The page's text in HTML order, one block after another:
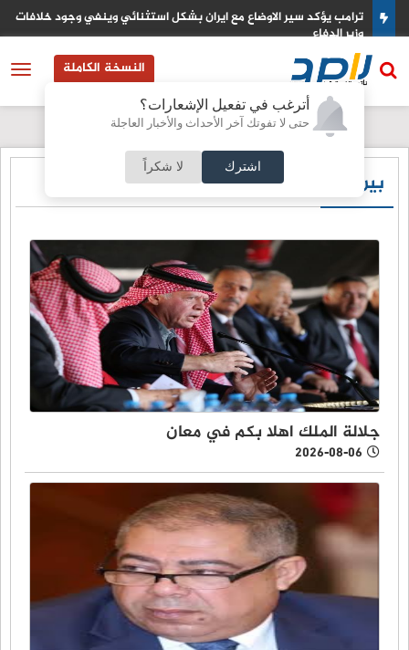
أترغب في تفعيل الإشعارات؟
حتى لا تفوتك آخر الأحداث والأخبار العاجلة
اشترك لا شكراً
ترامب يؤكد سير الاوضاع مع ايران بشكل استثنائي وينفي وجود خلافات مع
وزير الدفاع
النسخة الكاملة
بين السطور
جلالة الملك اهلا بكم في معان
2026-08-06